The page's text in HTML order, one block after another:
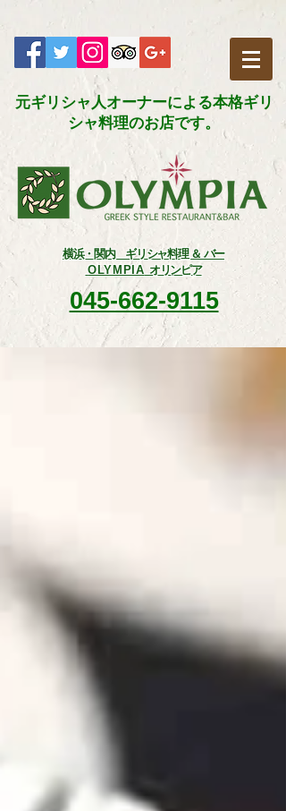
元ギリシャ人オーナーによる本格ギリ
シャ料理のお店です。​
横浜・関内 ギリシャ料理 ＆ バー
OLYMPIA オリンピア
045-662-9115